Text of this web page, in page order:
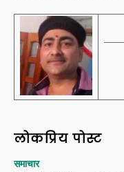
लोकप्रिय पोस्ट
समाचार